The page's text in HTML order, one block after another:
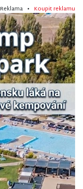
Reklama • Koupit reklamu